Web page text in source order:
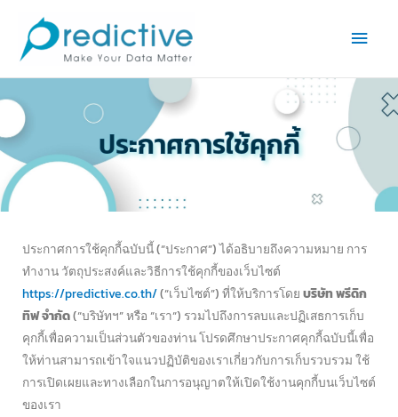
content
ประกาศการใช้คุกกี้
ประกาศการใช้คุกกี้ฉบับนี้ (“ประกาศ”) ได้อธิบายถึงความหมาย การ
ทำงาน วัตถุประสงค์และวิธีการใช้คุกกี้ของเว็บไซต์
https://predictive.co.th/(“เว็บไซต์”) ที่ให้บริการโดย บริษัท พรีดิก
ทิฟ จำกัด(“บริษัทฯ” หรือ “เรา“) รวมไปถึงการลบและปฏิเสธการเก็บ
คุกกี้เพื่อความเป็นส่วนตัวของท่าน โปรดศึกษาประกาศคุกกี้ฉบับนี้เพื่อ
ให้ท่านสามารถเข้าใจแนวปฏิบัติของเราเกี่ยวกับการเก็บรวบรวม ใช้
การเปิดเผยและทางเลือกในการอนุญาตให้เปิดใช้งานคุกกี้บนเว็บไซต์
ของเรา